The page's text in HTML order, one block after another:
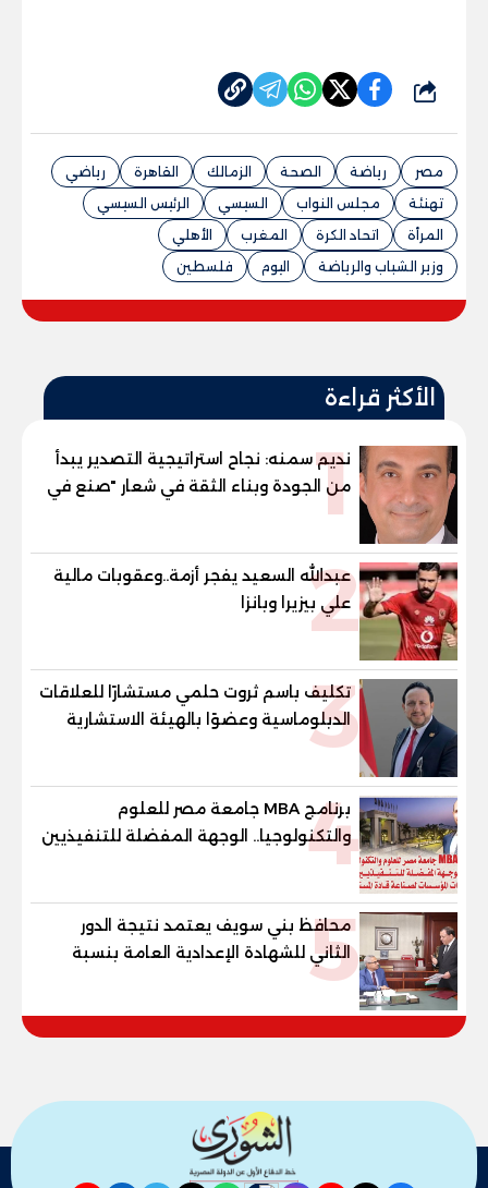
شارك
مصر رياضة الصحة الزمالك القاهرة
رياضي
تهنئة
مجلس النواب السيسي
الرئيس السيسي
المرأة
اتحاد الكرة المغرب
الأهلي
وزير الشباب والرياضة
اليوم فلسطين
الأكثر قراءة
1
نديم سمنه: نجاح استراتيجية التصدير يبدأ
من الجودة وبناء الثقة في شعار "صنع في
مصر"
2
عبدالله السعيد يفجر أزمة..وعقوبات مالية
علي بيزيرا وبانزا
3
تكليف باسم ثروت حلمي مستشارًا للعلاقات
الدبلوماسية وعضوًا بالهيئة الاستشارية
العليا لمنظمة «جاد جمينت يوإن»
4
برنامج MBA جامعة مصر للعلوم
والتكنولوجيا.. الوجهة المفضلة للتنفيذيين
وقيادات المؤسسات لصناعة قادة
5
محافظ بني سويف يعتمد نتيجة الدور
الثاني للشهادة الإعدادية العامة بنسبة
والنور للمكفوفين